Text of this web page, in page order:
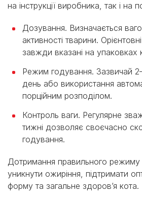
на інструкції виробника, так і на
Дозування. Визначається
активності тварини.
завжди вказані на упаковках
Режим годування. Зазвичай
день або використання
порційним розподілом.
Контроль ваги. Регулярне
тижні дозволяє своєчасно
годування.
Дотримання правильного
уникнути ожиріння, підтримати
форму та загальне здоров’я кота.